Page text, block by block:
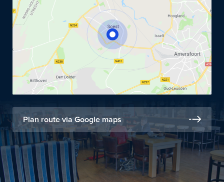
Plan route via Google maps